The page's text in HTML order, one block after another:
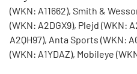
(WKN: A11662), Smith &
(WKN: A2DGX9), Plejd (WKN:
A2QH97), Anta Sports (WKN:
(WKN: A1YDAZ), Mobileye